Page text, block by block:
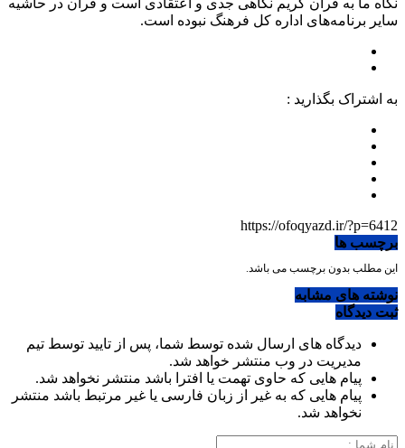
سایر برنامه‌های اداره کل فرهنگ نبوده است.
به اشتراک بگذارید :
https://ofoqyazd.ir/?p=6412
برچسب ها
این مطلب بدون برچسب می باشد.
نوشته های مشابه
ثبت دیدگاه
دیدگاه های ارسال شده توسط شما، پس از تایید توسط تیم
مدیریت در وب منتشر خواهد شد.
پیام هایی که حاوی تهمت یا افترا باشد منتشر نخواهد شد.
پیام هایی که به غیر از زبان فارسی یا غیر مرتبط باشد منتشر
نخواهد شد.